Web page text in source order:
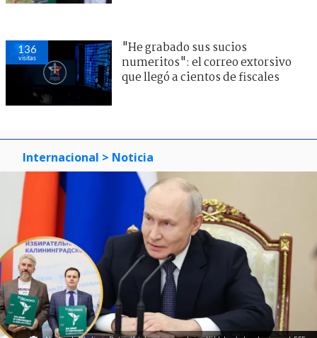
136
visitas
"He grabado sus sucios
numeritos": el correo extorsivo
que llegó a cientos de fiscales
Internacional > Noticia